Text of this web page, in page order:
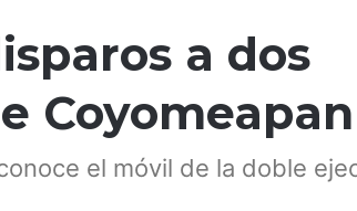
a dos
Coyomeapan
el móvil de la doble